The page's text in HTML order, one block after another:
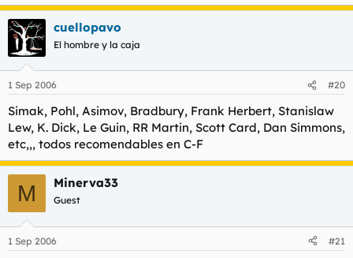
cuellopavo
El hombre y la caja
1 Sep 2006 #20
Simak, Pohl, Asimov, Bradbury, Frank Herbert, Stanislaw
Lew, K. Dick, Le Guin, RR Martin, Scott Card, Dan Simmons,
etc,,, todos recomendables en C-F
M Minerva33
Guest
1 Sep 2006 #21